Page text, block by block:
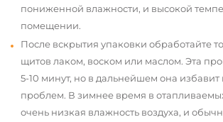
пониженной влажности, и высокой
помещении.
После вскрытия упаковки обработайте
щитов лаком, воском или маслом. Эта
5-10 минут, но в дальнейшем она избавит
проблем. В зимнее время в
очень низкая влажность воздуха, и